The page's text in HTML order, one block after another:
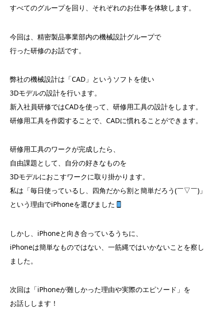
すべてのグループを回り、それぞれのお仕事を体験します。
今回は、精密製品事業部内の機械設計グループで
行った研修のお話です。
弊社の機械設計は「CAD」というソフトを使い
3Dモデルの設計を行います。
新入社員研修ではCADを使って、研修用工具の設計をします。
研修用工具を作図することで、CADに慣れることができます。
研修用工具のワークが完成したら、
自由課題として、自分の好きなものを
3Dモデルにおこすワークに取り掛かります。
私は「毎日使っているし、四角だから割と簡単だろう(￣▽￣)」
という理由でiPhoneを選びました
しかし、iPhoneと向き合っているうちに、
iPhoneは簡単なものではない、一筋縄ではいかないことを察し
ました。
次回は「iPhoneが難しかった理由や実際のエピソード」を
お話しします！